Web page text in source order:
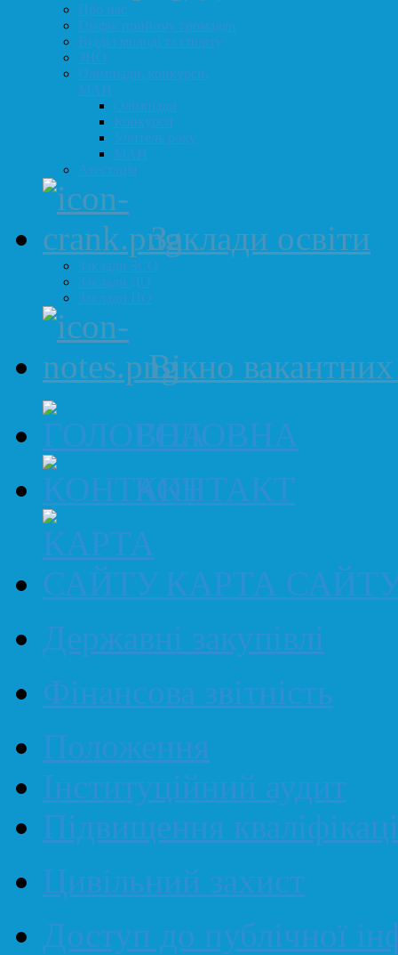
Про нас
Графік прийому громадян
Відділ молоді та спорту
ЗНО
Олімпіади, конкурси,
МАН
Олімпіади
Конкурси
Учитель року
МАН
Атестація
Заклади освіти
Заклади ЗСО
Заклади ДО
Заклади ПО
Вікно
ГОЛОВНА
КОНТАКТ
КАРТА
Державні закупівлі
Фінансова звітність
Положення
Інституційний аудит
Підвищення
Цивільний захист
Доступ до публічної